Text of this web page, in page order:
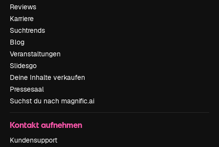
Reviews
Karriere
Suchtrends
Blog
Veranstaltungen
Slidesgo
Deine Inhalte verkaufen
Pressesaal
Suchst du nach magnific.ai
Kontakt aufnehmen
Kundensupport